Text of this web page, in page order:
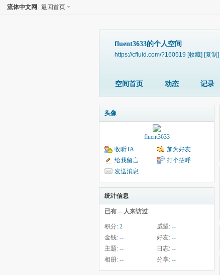
流体中文网 返回首页
fluent3633的个人空间
https://cfluid.com/?160519 [收藏] [复制]
空间首页 动态 记录
头像
fluent3633
收听TA
加为好友
给我留言
打个招呼
发送消息
统计信息
已有 -- 人来访过
积分: 2 威望: --
金钱: -- 好友: --
主题: -- 日志: --
相册: -- 分享: --